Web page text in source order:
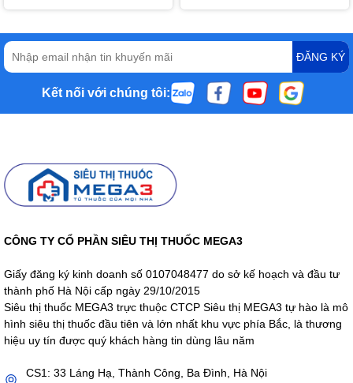
ĐĂNG KÝ
Kết nối với chúng tôi:
CÔNG TY CỔ PHẦN SIÊU THỊ THUỐC MEGA3
Giấy đăng ký kinh doanh số 0107048477 do sở kế hoạch và đầu tư
thành phố Hà Nội cấp ngày 29/10/2015
Siêu thị thuốc MEGA3 trực thuộc CTCP Siêu thị MEGA3 tự hào là mô
hình siêu thị thuốc đầu tiên và lớn nhất khu vực phía Bắc, là thương
hiệu uy tín được quý khách hàng tin dùng lâu năm
CS1: 33 Láng Hạ, Thành Công, Ba Đình, Hà Nội